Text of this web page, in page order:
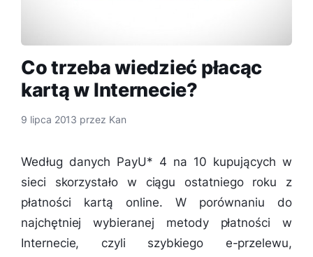
Co trzeba wiedzieć płacąc
kartą w Internecie?
9 lipca 2013 przez Kan
Według danych PayU* 4 na 10 kupujących w
sieci skorzystało w ciągu ostatniego roku z
płatności kartą online. W porównaniu do
najchętniej wybieranej metody płatności w
Internecie, czyli szybkiego e-przelewu,